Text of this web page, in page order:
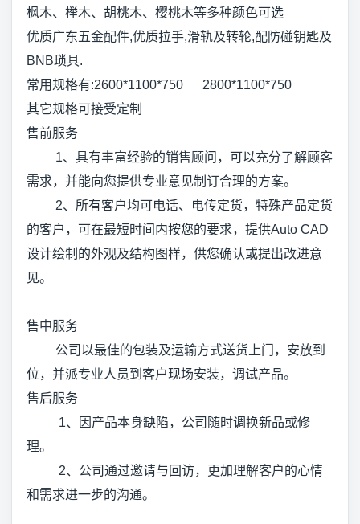
枫木、榉木、胡桃木、樱桃木等多种颜色可选
优质广东五金配件,优质拉手,滑轨及转轮,配防碰钥匙及
BNB琐具.
常用规格有:2600*1100*750 2800*1100*750
其它规格可接受定制
售前服务
1、具有丰富经验的销售顾问，可以充分了解顾客
需求，并能向您提供专业意见制订合理的方案。
2、所有客户均可电话、电传定货，特殊产品定货
的客户，可在最短时间内按您的要求，提供Auto CAD
设计绘制的外观及结构图样，供您确认或提出改进意
见。
售中服务
公司以最佳的包装及运输方式送货上门，安放到
位，并派专业人员到客户现场安装，调试产品。
售后服务
1、因产品本身缺陷，公司随时调换新品或修
理。
2、公司通过邀请与回访，更加理解客户的心情
和需求进一步的沟通。